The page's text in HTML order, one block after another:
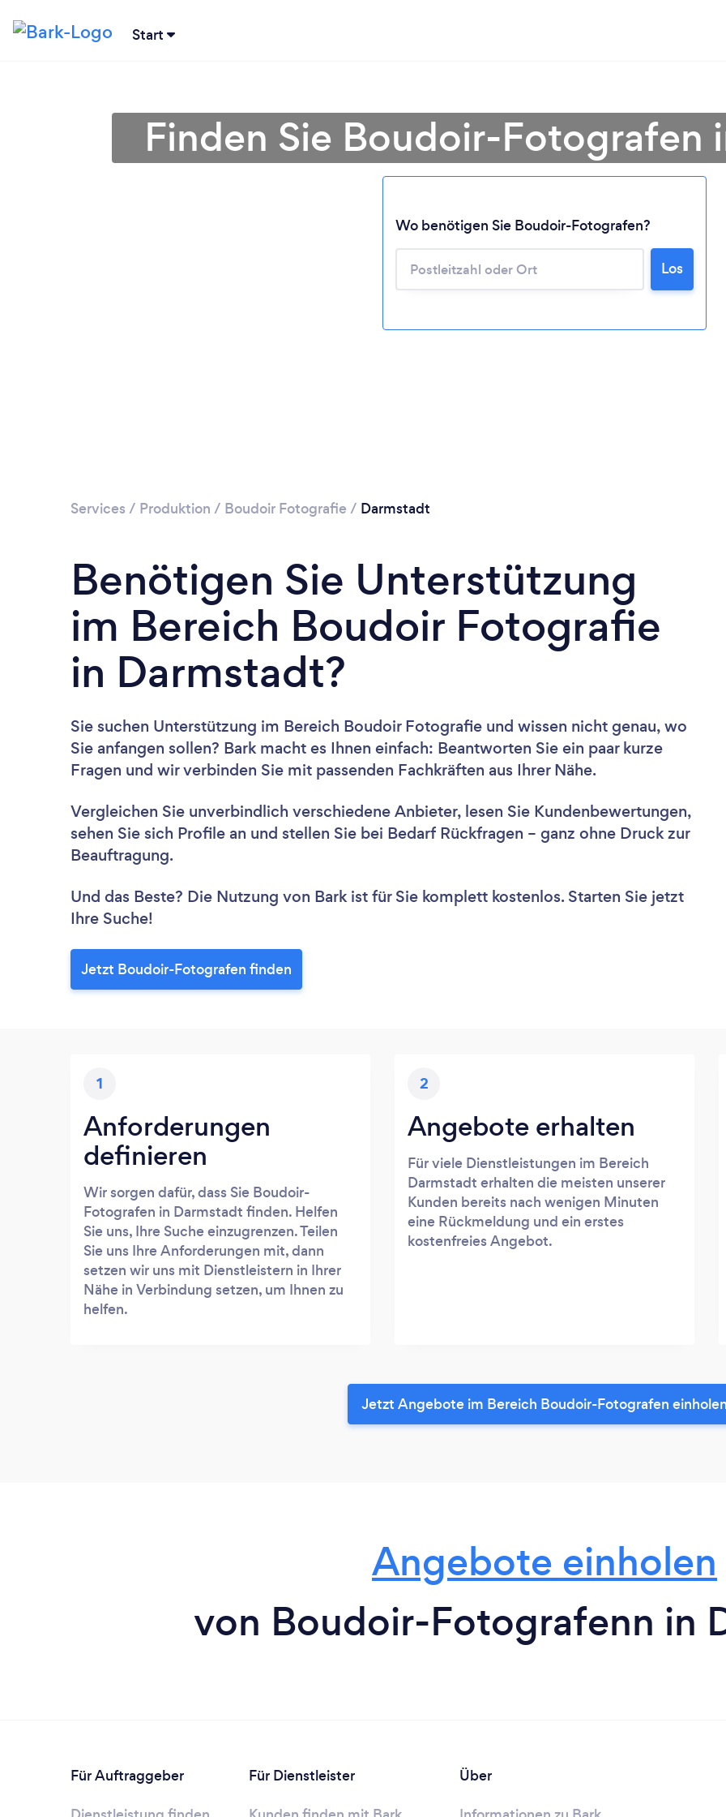
Start
Lädt ...
Bitte warten ...
Finden Sie Boudoir-Fotografen
Wo benötigen Sie Boudoir-Fotografen?
Los
Services / Produktion / Boudoir Fotografie / Darmstadt
Benötigen Sie Unterstützung
im Bereich Boudoir Fotografie
in Darmstadt?
Sie suchen Unterstützung im Bereich Boudoir Fotografie und wissen nicht genau, wo
Sie anfangen sollen? Bark macht es Ihnen einfach: Beantworten Sie ein paar kurze
Fragen und wir verbinden Sie mit passenden Fachkräften aus Ihrer Nähe.
Vergleichen Sie unverbindlich verschiedene Anbieter, lesen Sie Kundenbewertungen,
sehen Sie sich Profile an und stellen Sie bei Bedarf Rückfragen – ganz ohne Druck zur
Beauftragung.
Und das Beste? Die Nutzung von Bark ist für Sie komplett kostenlos. Starten Sie jetzt
Ihre Suche!
Jetzt Boudoir-Fotografen finden
1
Anforderungen
definieren
Wir sorgen dafür, dass Sie Boudoir-
Fotografen in Darmstadt finden. Helfen
Sie uns, Ihre Suche einzugrenzen. Teilen
Sie uns Ihre Anforderungen mit, dann
setzen wir uns mit Dienstleistern in Ihrer
Nähe in Verbindung setzen, um Ihnen zu
helfen.
2
Angebote erhalten
Für viele Dienstleistungen im Bereich
Darmstadt erhalten die meisten unserer
Kunden bereits nach wenigen Minuten
eine Rückmeldung und ein erstes
kostenfreies Angebot.
Jetzt Angebote im Bereich Boudoir-Fotografen
Angebote einholen
von Boudoir-Fotografenn in
Für Auftraggeber
Für Dienstleister
Über